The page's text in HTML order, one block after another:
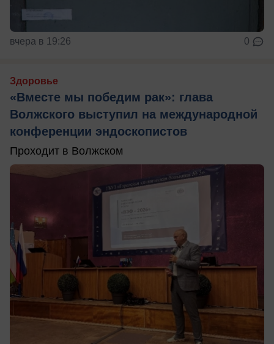
вчера в 19:26 0
Здоровье
«Вместе мы победим рак»: глава
Волжского выступил на международной
конференции эндоскопистов
Проходит в Волжском